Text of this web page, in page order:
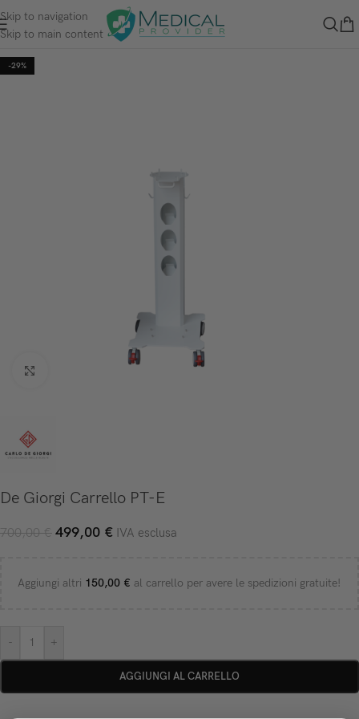
Skip to navigation
Skip to main content
-29%
De Giorgi Carrello PT-E
700,00€ 499,00 € IVA esclusa
Aggiungi altri 150,00 € al carrello per avere le spedizioni gratuite!
- +
AGGIUNGI AL CARRELLO